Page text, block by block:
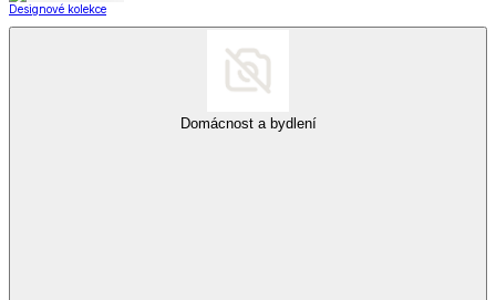
Designové kolekce
Domácnost a bydlení